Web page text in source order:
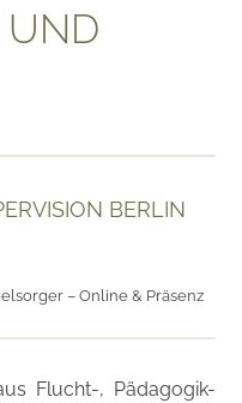
UND
BERLIN
– Online & Präsenz
Flucht-, Pädagogik-